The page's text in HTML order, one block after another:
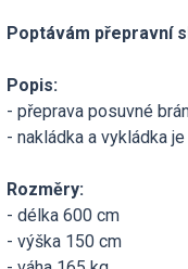
Poptávám přepravní
Popis:
- přeprava posuvné
- nakládka a vykládka
Rozměry:
- délka 600 cm
- výška 150 cm